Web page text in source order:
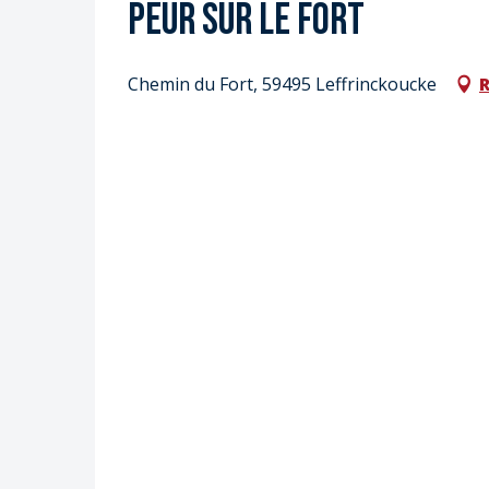
Peur sur le Fort
Chemin du Fort, 59495 Leffrinckoucke